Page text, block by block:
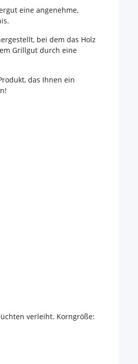
eine angenehme,
bei dem das Holz
Grillgut durch eine
das Ihnen ein
verleiht. Korngröße: